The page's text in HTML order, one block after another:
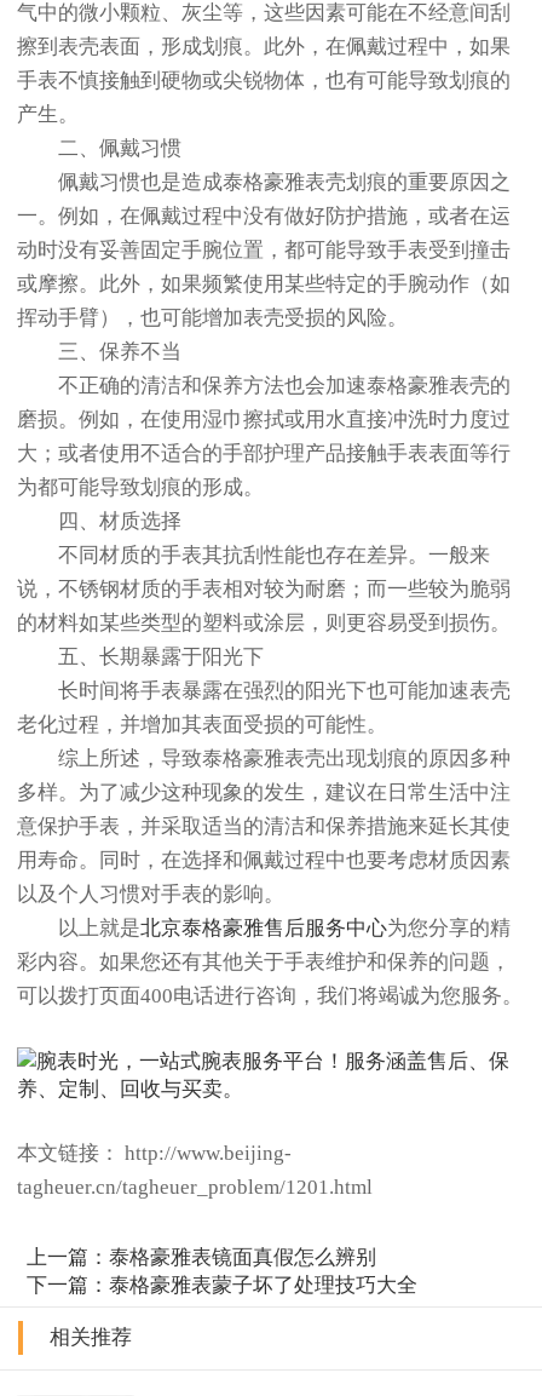
气中的微小颗粒、灰尘等，这些因素可能在不经意间刮
擦到表壳表面，形成划痕。此外，在佩戴过程中，如果
手表不慎接触到硬物或尖锐物体，也有可能导致划痕的
产生。
二、佩戴习惯
佩戴习惯也是造成泰格豪雅表壳划痕的重要原因之
一。例如，在佩戴过程中没有做好防护措施，或者在运
动时没有妥善固定手腕位置，都可能导致手表受到撞击
或摩擦。此外，如果频繁使用某些特定的手腕动作（如
挥动手臂），也可能增加表壳受损的风险。
三、保养不当
不正确的清洁和保养方法也会加速泰格豪雅表壳的
磨损。例如，在使用湿巾擦拭或用水直接冲洗时力度过
大；或者使用不适合的手部护理产品接触手表表面等行
为都可能导致划痕的形成。
四、材质选择
不同材质的手表其抗刮性能也存在差异。一般来
说，不锈钢材质的手表相对较为耐磨；而一些较为脆弱
的材料如某些类型的塑料或涂层，则更容易受到损伤。
五、长期暴露于阳光下
长时间将手表暴露在强烈的阳光下也可能加速表壳
老化过程，并增加其表面受损的可能性。
综上所述，导致泰格豪雅表壳出现划痕的原因多种
多样。为了减少这种现象的发生，建议在日常生活中注
意保护手表，并采取适当的清洁和保养措施来延长其使
用寿命。同时，在选择和佩戴过程中也要考虑材质因素
以及个人习惯对手表的影响。
以上就是北京泰格豪雅售后服务中心为您分享的精
彩内容。如果您还有其他关于手表维护和保养的问题，
可以拨打页面400电话进行咨询，我们将竭诚为您服务。
本文链接： http://www.beijing-
tagheuer.cn/tagheuer_problem/1201.html
上一篇：泰格豪雅表镜面真假怎么辨别
下一篇：泰格豪雅表蒙子坏了处理技巧大全
相关推荐